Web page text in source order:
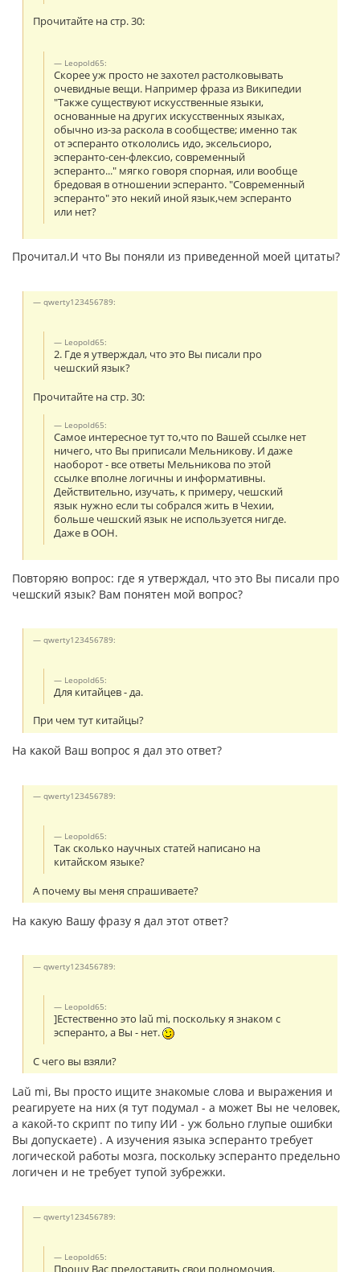
Прочитайте на стр. 30:
Leopold65:
Скорее уж просто не захотел растолковывать
очевидные вещи. Например фраза из Википедии
"Также существуют искусственные языки,
основанные на других искусственных языках,
обычно из-за раскола в сообществе; именно так
от эсперанто откололись идо, эксельсиоро,
эсперанто-сен-флексио, современный
эсперанто..." мягко говоря спорная, или вообще
бредовая в отношении эсперанто. "Современный
эсперанто" это некий иной язык,чем эсперанто
или нет?
Прочитал.И что Вы поняли из приведенной моей цитаты?
qwerty123456789:
Leopold65:
2. Где я утверждал, что это Вы писали про
чешский язык?
Прочитайте на стр. 30:
Leopold65:
Самое интересное тут то,что по Вашей ссылке нет
ничего, что Вы приписали Мельникову. И даже
наоборот - все ответы Мельникова по этой
ссылке вполне логичны и информативны.
Действительно, изучать, к примеру, чешский
язык нужно если ты собрался жить в Чехии,
больше чешский язык не используется нигде.
Даже в ООН.
Повторяю вопрос: где я утверждал, что это Вы писали про
чешский язык? Вам понятен мой вопрос?
qwerty123456789:
Leopold65:
Для китайцев - да.
При чем тут китайцы?
На какой Ваш вопрос я дал это ответ?
qwerty123456789:
Leopold65:
Так сколько научных статей написано на
китайском языке?
А почему вы меня спрашиваете?
На какую Вашу фразу я дал этот ответ?
qwerty123456789:
Leopold65:
]Естественно это laŭ mi, поскольку я знаком с
эсперанто, а Вы - нет.
С чего вы взяли?
Laŭ mi, Вы просто ищите знакомые слова и выражения и
реагируете на них (я тут подумал - а может Вы не человек,
а какой-то скрипт по типу ИИ - уж больно глупые ошибки
Вы допускаете) . А изучения языка эсперанто требует
логической работы мозга, поскольку эсперанто предельно
логичен и не требует тупой зубрежки.
qwerty123456789:
Leopold65: